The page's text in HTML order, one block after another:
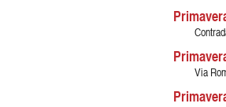
Via